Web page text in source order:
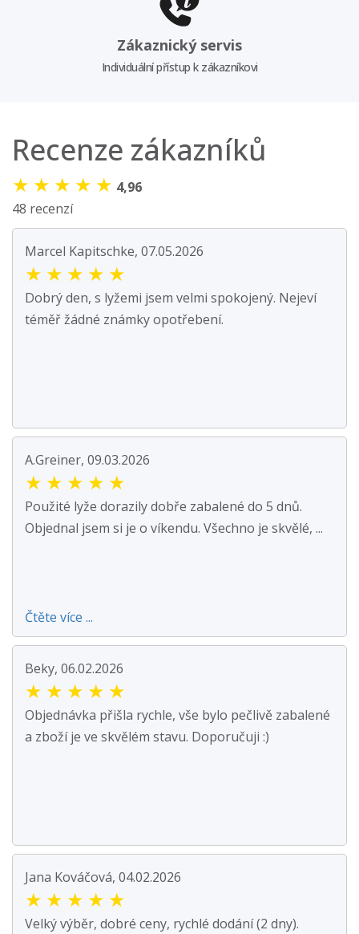
Zákaznický servis
Individuální přístup k zákazníkovi
Recenze zákazníků
★ ★ ★ ★ ★ 4,96
48 recenzí
Marcel Kapitschke, 07.05.2026
★ ★ ★ ★ ★
Dobrý den, s lyžemi jsem velmi spokojený. Nejeví
téměř žádné známky opotřebení.
A.Greiner, 09.03.2026
★ ★ ★ ★ ★
Použité lyže dorazily dobře zabalené do 5 dnů.
Objednal jsem si je o víkendu. Všechno je skvělé, ...
Čtěte více ...
Beky, 06.02.2026
★ ★ ★ ★ ★
Objednávka přišla rychle, vše bylo pečlivě zabalené
a zboží je ve skvělém stavu. Doporučuji :)
Jana Kováčová, 04.02.2026
★ ★ ★ ★ ★
Velký výběr, dobré ceny, rychlé dodání (2 dny).